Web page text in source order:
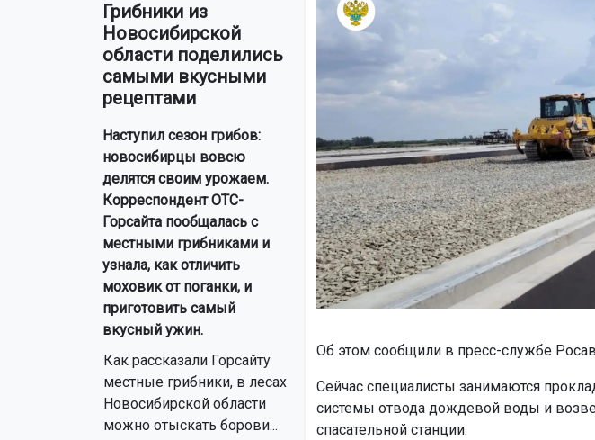
Грибники из
Новосибирской
области поделились
самыми вкусными
рецептами
Наступил сезон грибов:
новосибирцы вовсю
делятся своим урожаем.
Корреспондент ОТС-
Горсайта пообщалась с
местными грибниками и
узнала, как отличить
моховик от поганки, и
приготовить самый
вкусный ужин.
Как рассказали Горсайту
местные грибники, в лесах
Новосибирской области
можно отыскать борови...
Об этом сообщили в пресс-службе
Сейчас специалисты занимаются
системы отвода дождевой воды и
спасательной станции.